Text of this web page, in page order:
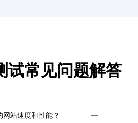
试常见问题解答
站速度和性能？